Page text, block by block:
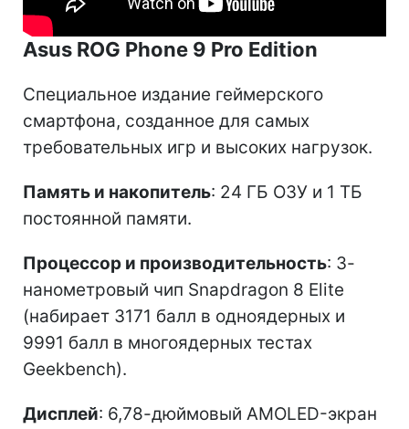
Asus ROG Phone 9 Pro Edition
Специальное издание геймерского
смартфона, созданное для самых
требовательных игр и высоких нагрузок.
Память и накопитель: 24 ГБ ОЗУ и 1 ТБ
постоянной памяти.
Процессор и производительность: 3-
нанометровый чип Snapdragon 8 Elite
(набирает 3171 балл в одноядерных и
9991 балл в многоядерных тестах
Geekbench).
Дисплей: 6,78-дюймовый AMOLED-экран